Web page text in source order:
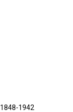
1942